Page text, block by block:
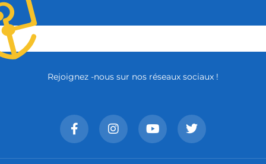
Rejoignez -nous sur nos réseaux sociaux !